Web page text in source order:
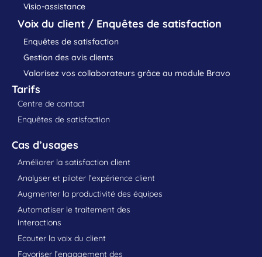
Visio-assistance
Voix du client / Enquêtes de satisfaction
Enquêtes de satisfaction
Gestion des avis clients
Valorisez vos collaborateurs grâce au module Bravo
Tarifs
Centre de contact
Enquêtes de satisfaction
Cas d’usages
Améliorer la satisfaction client
Analyser et piloter l’expérience client
Augmenter la productivité des équipes
Automatiser le traitement des
interactions
Ecouter la voix du client
Favoriser l’engagement des